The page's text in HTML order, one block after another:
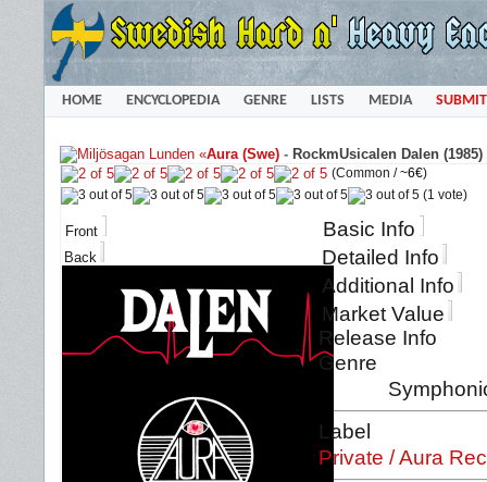
HOME ENCYCLOPEDIA GENRE LISTS MEDIA SUBMIT
«Aura (Swe) - RockmUsicalen Dalen (1985)
(Common /~6€)
(1 vote)
Front
Back
Basic Info
Detailed Info
Additional Info
Market Value
Release Info
Genre
Label
Private / Aura